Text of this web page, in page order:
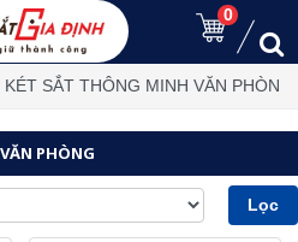
0
KÉT SẮT THÔNG MINH VĂN PHÒNG
PHÒNG
Lọc